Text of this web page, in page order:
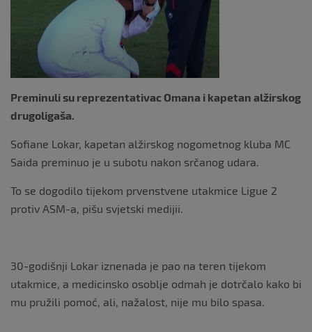
Preminuli su reprezentativac Omana i kapetan alžirskog
drugoligaša.
Sofiane Lokar, kapetan alžirskog nogometnog kluba MC
Saida preminuo je u subotu nakon srčanog udara.
To se dogodilo tijekom prvenstvene utakmice Ligue 2
protiv ASM-a, pišu svjetski medijii.
30-godišnji Lokar iznenada je pao na teren tijekom
utakmice, a medicinsko osoblje odmah je dotrčalo kako bi
mu pružili pomoć, ali, nažalost, nije mu bilo spasa.